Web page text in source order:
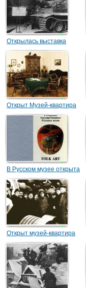
Открылась выставка
«Героическая оборона
Ленинграда»
Открыт Музей-квартира
Некрасова
В Русском музее открыта
выставка «Русское
народное искусство»
Открыт музей-квартира
Кирова